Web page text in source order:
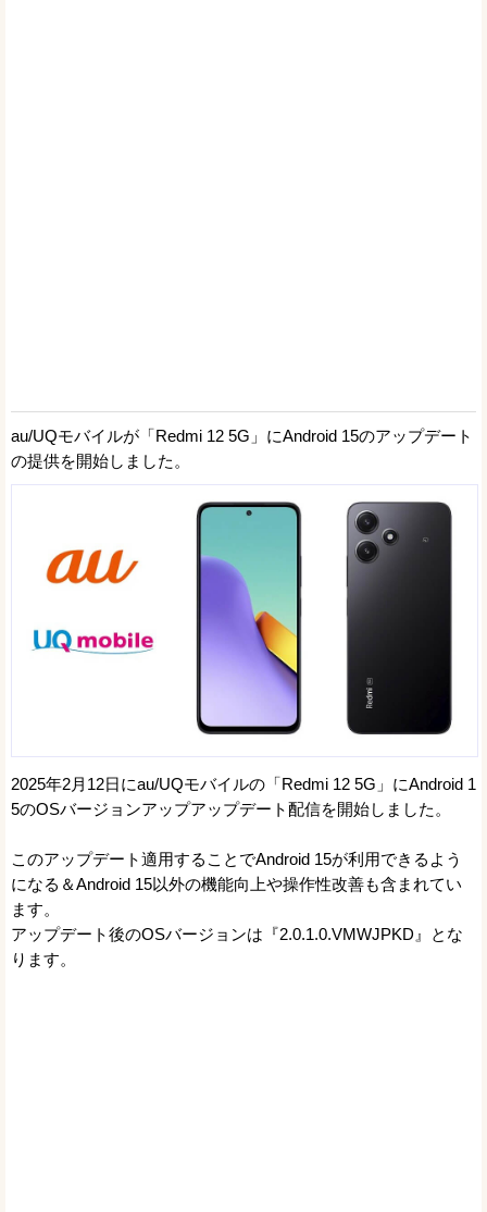
au/UQモバイルが「Redmi 12 5G」にAndroid 15のアップデート
の提供を開始しました。
2025年2月12日にau/UQモバイルの「Redmi 12 5G」にAndroid 1
5のOSバージョンアップアップデート配信を開始しました。
このアップデート適用することでAndroid 15が利用できるよう
になる＆Android 15以外の機能向上や操作性改善も含まれてい
ます。
アップデート後のOSバージョンは『2.0.1.0.VMWJPKD』とな
ります。